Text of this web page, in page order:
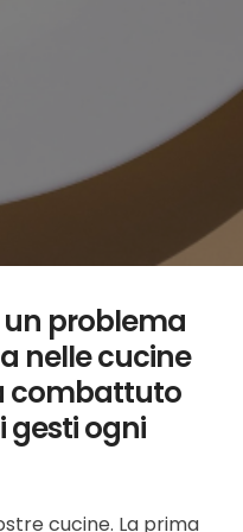
un problema
nelle cucine
combattuto
gesti ogni
cucine. La prima